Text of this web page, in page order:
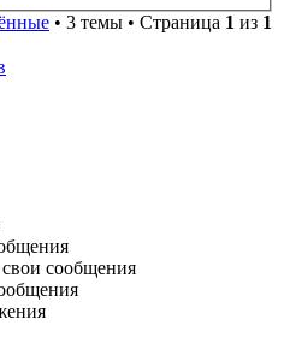
• 3 темы • Страница 1 из 1
свои сообщения